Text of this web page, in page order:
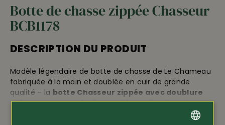
Botte de chasse zippée Chasseur
BCB1178
DESCRIPTION DU PRODUIT
Modèle légendaire de botte de chasse de Le Chameau
fabriquée à la main et doublée en cuir de grande
qualité – la botte Chasseur zippée avec doublure
cuirassure unconfort exceptionnelau travail
comme à la chasse • zone du talon renforcée • semelle